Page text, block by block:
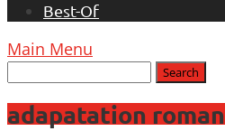
Best-Of
Main Menu
adapatation roman